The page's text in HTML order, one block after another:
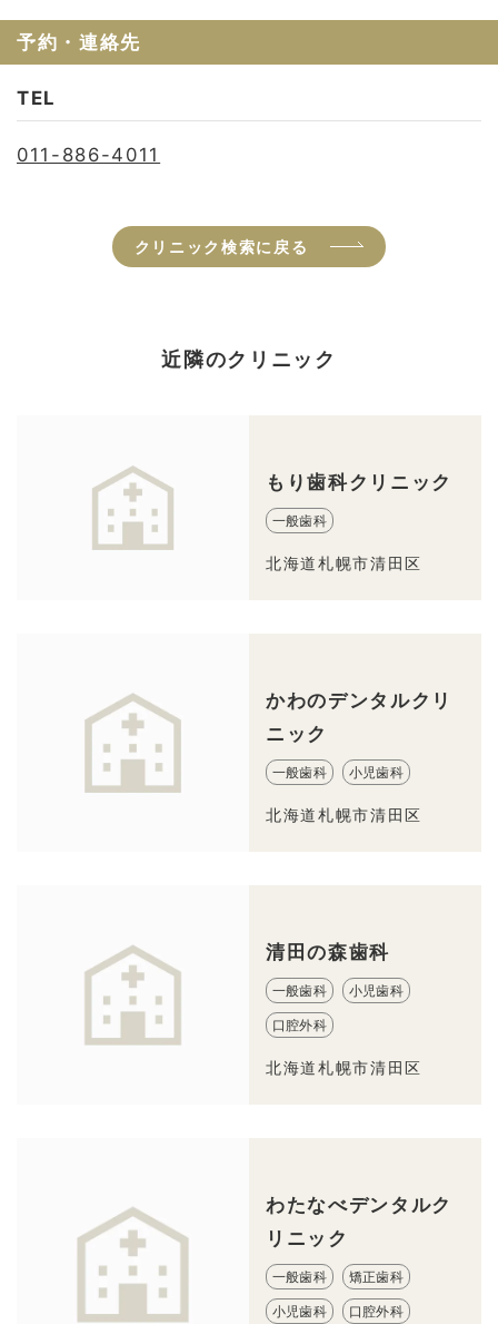
予約・連絡先
TEL
011-886-4011
クリニック検索に戻る
近隣のクリニック
もり歯科クリニック
一般歯科
北海道札幌市清田区
かわのデンタルクリ
ニック
一般歯科 小児歯科
北海道札幌市清田区
清田の森歯科
一般歯科 小児歯科
口腔外科
北海道札幌市清田区
わたなべデンタルク
リニック
一般歯科 矯正歯科
小児歯科 口腔外科